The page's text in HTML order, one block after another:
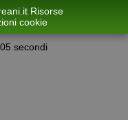
Risorse
cookie
secondi